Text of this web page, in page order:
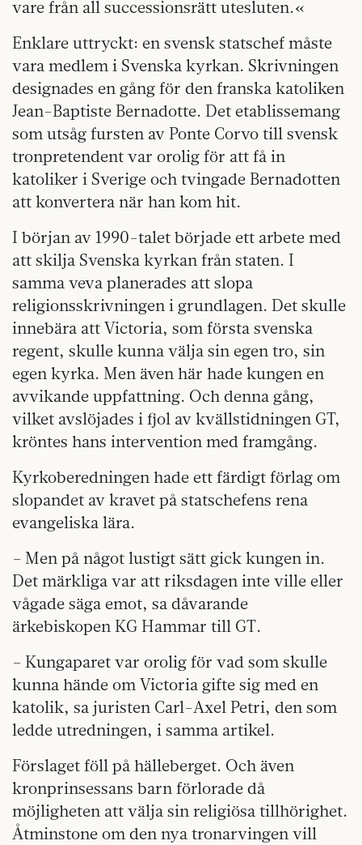
vare från all successionsrätt utesluten.«
Enklare uttryckt: en svensk statschef måste
vara medlem i Svenska kyrkan. Skrivningen
designades en gång för den franska katoliken
Jean-Baptiste Bernadotte. Det etablissemang
som utsåg fursten av Ponte Corvo till svensk
tronpretendent var orolig för att få in
katoliker i Sverige och tvingade Bernadotten
att konvertera när han kom hit.
I början av 1990-talet började ett arbete med
att skilja Svenska kyrkan från staten. I
samma veva planerades att slopa
religionsskrivningen i grundlagen. Det skulle
innebära att Victoria, som första svenska
regent, skulle kunna välja sin egen tro, sin
egen kyrka. Men även här hade kungen en
avvikande uppfattning. Och denna gång,
vilket avslöjades i fjol av kvällstidningen GT,
kröntes hans intervention med framgång.
Kyrkoberedningen hade ett färdigt förlag om
slopandet av kravet på statschefens rena
evangeliska lära.
– Men på något lustigt sätt gick kungen in.
Det märkliga var att riksdagen inte ville eller
vågade säga emot, sa dåvarande
ärkebiskopen KG Hammar till GT.
– Kungaparet var orolig för vad som skulle
kunna hände om Victoria gifte sig med en
katolik, sa juristen Carl-Axel Petri, den som
ledde utredningen, i samma artikel.
Förslaget föll på hälleberget. Och även
kronprinsessans barn förlorade då
möjligheten att välja sin religiösa tillhörighet.
Åtminstone om den nya tronarvingen vill